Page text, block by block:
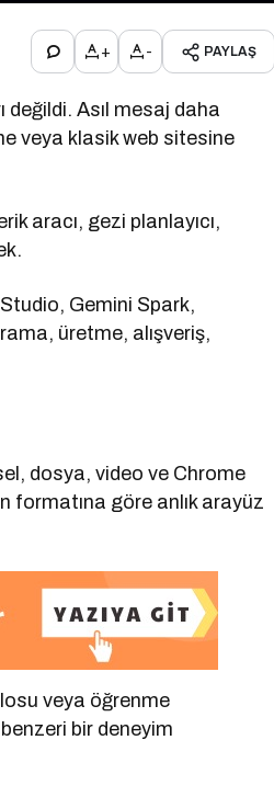
+ - PAYLAŞ
değildi. Asıl mesaj daha
veya klasik web sitesine
aracı, gezi planlayıcı,
Gemini Spark,
üretme, alışveriş,
dosya, video ve Chrome
formatına göre anlık arayüz
veya öğrenme
bir deneyim